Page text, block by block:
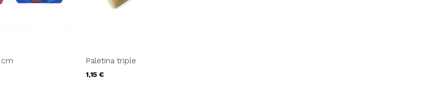
Paletina triple
Precio
1,15 €